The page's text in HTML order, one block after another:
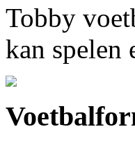
Tobby
kan